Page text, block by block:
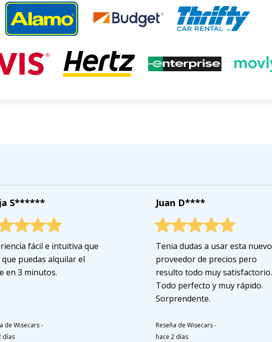
S******
fácil e intuitiva que
que puedas alquilar el
en 3 minutos.
de Wisecars-
días
Juan D****
Tenia dudas a usar esta nuevo
proveedor de precios pero
resulto todo muy satisfactorio.
Todo perfecto y muy rápido.
Sorprendente.
Reseña de Wisecars-
hace 2 días